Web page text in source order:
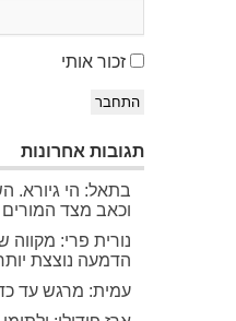
זכור אותי
התחבר
תגובות אחרונות
בתאל: הי גיורא.
וכאב מצד
נורית פרי: מקווה
הדמעה נוצצת
עמית: מרגש עד